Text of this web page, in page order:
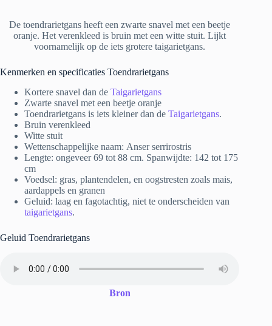
De toendrarietgans heeft een zwarte snavel met een beetje
oranje. Het verenkleed is bruin met een witte stuit. Lijkt
voornamelijk op de iets grotere taigarietgans.
Kenmerken en specificaties Toendrarietgans
Kortere snavel dan de Taigarietgans
Zwarte snavel met een beetje oranje
Toendrarietgans is iets kleiner dan de Taigarietgans.
Bruin verenkleed
Witte stuit
Wettenschappelijke naam: Anser serrirostris
Lengte: ongeveer 69 tot 88 cm. Spanwijdte: 142 tot 175
cm
Voedsel: gras, plantendelen, en oogstresten zoals mais,
aardappels en granen
Geluid: laag en fagotachtig, niet te onderscheiden van
taigarietgans.
Geluid Toendrarietgans
Bron